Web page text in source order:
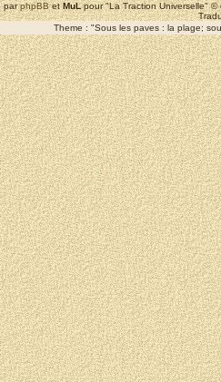
parphpBBetMuLpour "La Traction Universelle"
Theme : "Sous les paves : la plage;